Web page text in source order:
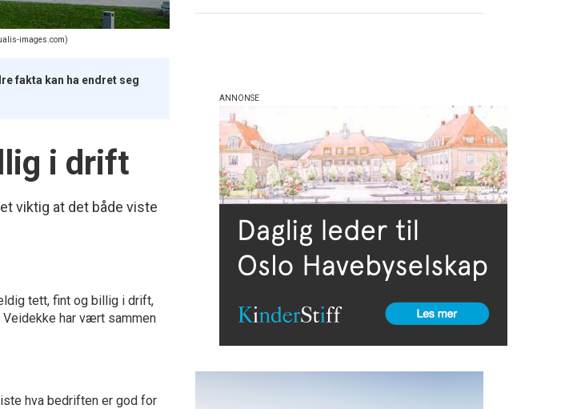
images.com)
fakta kan ha endret seg
i drift
viktig at det både viste
tett, fint og billig i drift,
Veidekke har vært sammen
hva bedriften er god for